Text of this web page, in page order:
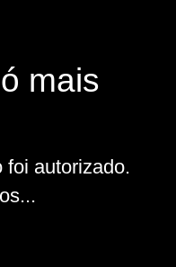
mais
foi autorizado.